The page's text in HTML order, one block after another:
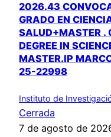
2026.43
GRADO EN
SALUD+MASTER .
DEGREE IN
MASTER.IP
25-22998
Instituto de
Cerrada
7 de agosto de